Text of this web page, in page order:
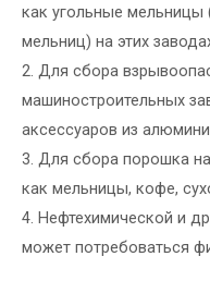
как угольные
мельниц) на этих
2. Для сбора
машиностроительных
аксессуаров из
3. Для сбора порошка
как мельницы, кофе,
4. Нефтехимической и
может потребоваться